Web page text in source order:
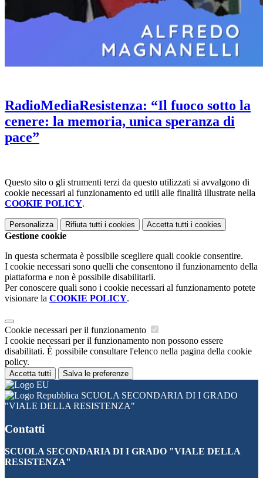
RadioMediaResistenza: “Il fuoco sotto la
cenere: la memoria, unica speranza di
pace”
Questo sito o gli strumenti terzi da questo utilizzati si avvalgono di
cookie necessari al funzionamento ed utili alle finalità illustrate nella
COOKIE POLICY.
Personalizza Rifiuta tutti i cookies Accetta tutti i cookies
Gestione cookie
In questa schermata è possibile scegliere quali cookie consentire.
I cookie necessari sono quelli che consentono il funzionamento della
piattaforma e non è possibile disabilitarli.
Per conoscere quali sono i cookie necessari al funzionamento potete
visionare la COOKIE POLICY.
Cookie necessari per il funzionamento
I cookie necessari per il funzionamento non possono essere
disabilitati. È possibile consultare l'elenco nella pagina della cookie
policy.
Accetta tutti Salva le preferenze
SCUOLA SECONDARIA DI I GRADO
"VIALE DELLA RESISTENZA"
Contatti
SCUOLA SECONDARIA DI I GRADO "VIALE DELLA
RESISTENZA"